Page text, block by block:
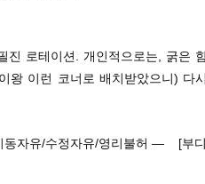
진 로테이션. 개인적으로는, 굵은
왕 이런 코너로 배치받았으니) 다
동자유/수정자유/영리불허 — [부